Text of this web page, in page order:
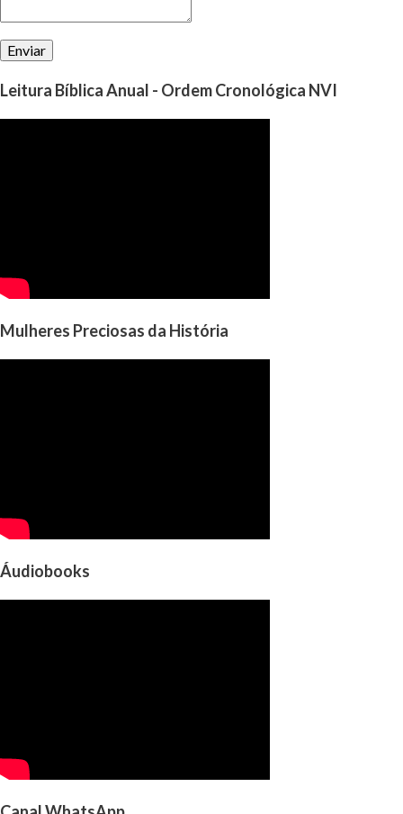
Leitura Bíblica Anual - Ordem Cronológica NVI
Mulheres Preciosas da História
Áudiobooks